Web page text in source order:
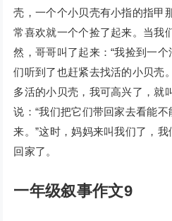
壳，一个个小贝壳有小指的指甲
常喜欢就一个个捡了起来。当我
然，哥哥叫了起来：“我捡到一
们听到了也赶紧去找活的小贝壳
多活的小贝壳，我可高兴了，就
说：“我们把它们带回家去看能
来。”这时，妈妈来叫我们了，
回家了。
一年级叙事作文9